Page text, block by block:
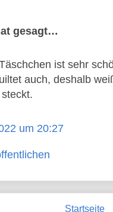
gesagt…
ist sehr
auch, deshalb
um 20:27
Startseite